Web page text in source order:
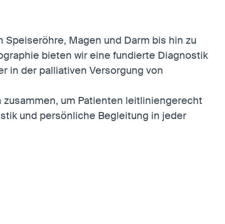
Magen und Darm bis hin zu
bieten wir eine fundierte Diagnostik
in der palliativen Versorgung von
um Patienten leitliniengerecht
und persönliche Begleitung in jeder